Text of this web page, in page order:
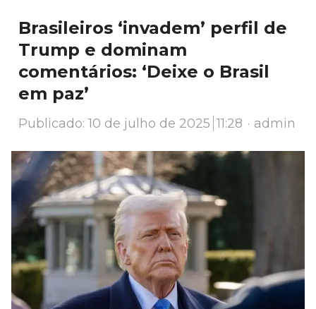
Brasileiros ‘invadem’ perfil de
Trump e dominam
comentários: ‘Deixe o Brasil
em paz’
Publicado:10 de julho de 2025 11:28 Author
admin